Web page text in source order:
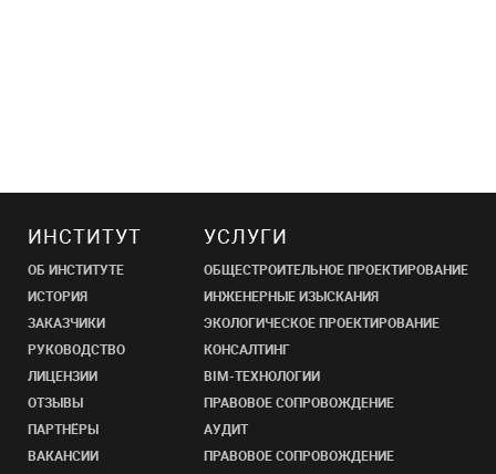
ИНСТИТУТ
ОБ ИНСТИТУТЕ
ИСТОРИЯ
ЗАКАЗЧИКИ
РУКОВОДСТВО
ЛИЦЕНЗИИ
ОТЗЫВЫ
ПАРТНЁРЫ
ВАКАНСИИ
УСЛУГИ
ОБЩЕСТРОИТЕЛЬНОЕ ПРОЕКТИРОВАНИЕ
ИНЖЕНЕРНЫЕ ИЗЫСКАНИЯ
ЭКОЛОГИЧЕСКОЕ ПРОЕКТИРОВАНИЕ
КОНСАЛТИНГ
BIM-ТЕХНОЛОГИИ
ПРАВОВОЕ СОПРОВОЖДЕНИЕ
АУДИТ
ПРАВОВОЕ СОПРОВОЖДЕНИЕ